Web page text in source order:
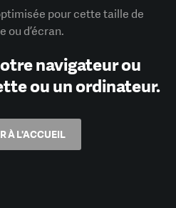
pour cette taille de
ou d’écran.
navigateur ou
ou un ordinateur.
À L'ACCUEIL